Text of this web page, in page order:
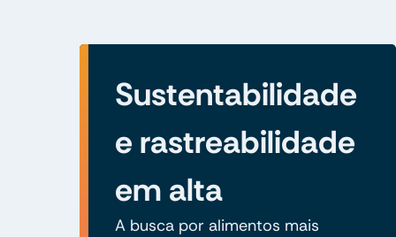
Sustentabilidade
e rastreabilidade
em alta
A busca por alimentos mais